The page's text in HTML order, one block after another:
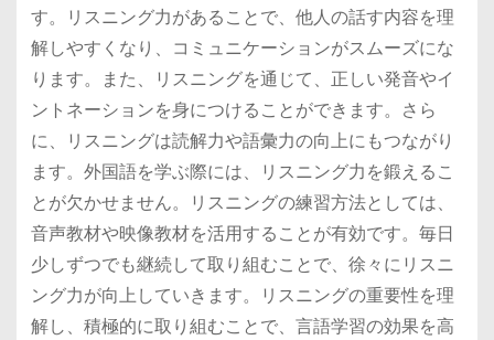
す。リスニング力があることで、他人の話す内容を理
解しやすくなり、コミュニケーションがスムーズにな
ります。また、リスニングを通じて、正しい発音やイ
ントネーションを身につけることができます。さら
に、リスニングは読解力や語彙力の向上にもつながり
ます。外国語を学ぶ際には、リスニング力を鍛えるこ
とが欠かせません。リスニングの練習方法としては、
音声教材や映像教材を活用することが有効です。毎日
少しずつでも継続して取り組むことで、徐々にリスニ
ング力が向上していきます。リスニングの重要性を理
解し、積極的に取り組むことで、言語学習の効果を高